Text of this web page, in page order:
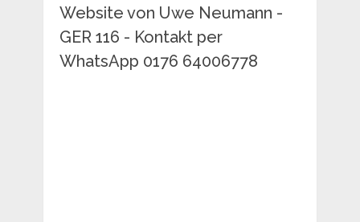
Website von Uwe Neumann -
GER 116 - Kontakt per
WhatsApp 0176 64006778